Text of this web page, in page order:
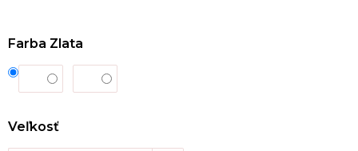
Farba Zlata
Veľkosť